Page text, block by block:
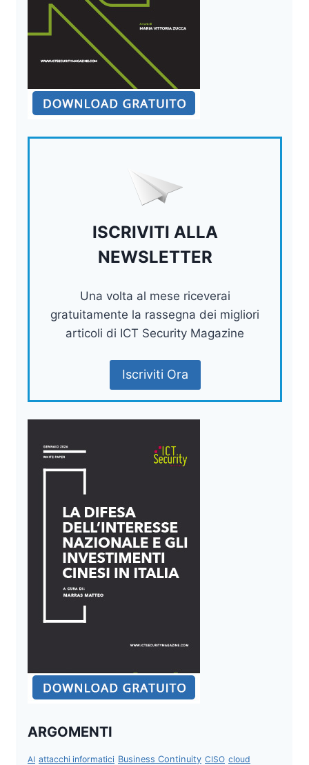
ISCRIVITI ALLA
NEWSLETTER
Una volta al mese riceverai
gratuitamente la rassegna dei migliori
articoli di ICT Security Magazine
Iscriviti Ora
ARGOMENTI
AI attacchi informatici Business Continuity CISO cloud